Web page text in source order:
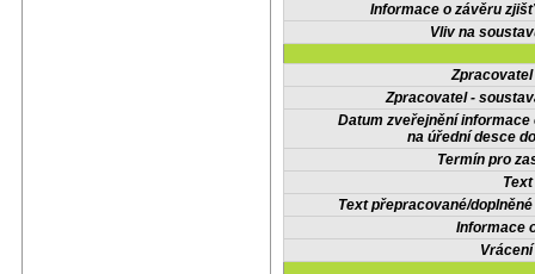
Informace o závěru
Vliv na
Zpracovatel -
Datum zveřejnění informace
na úřední desce
Termín pro
Text přepracované/
Informace